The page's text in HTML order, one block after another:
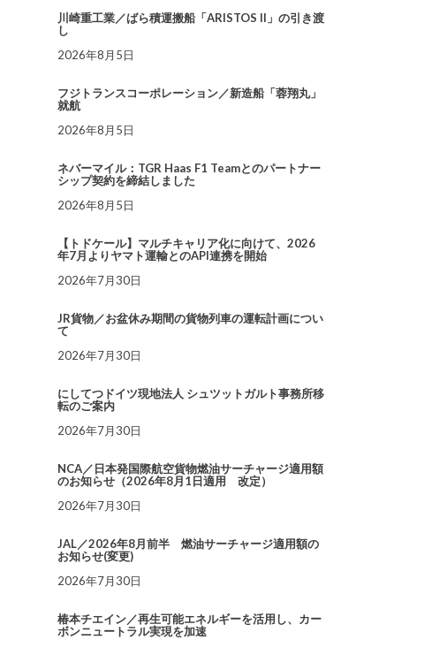
川崎重工業／ばら積運搬船「ARISTOS II」の引き渡
し
2026年8月5日
フジトランスコーポレーション／新造船「蓉翔丸」
就航
2026年8月5日
ネバーマイル：TGR Haas F1 Teamとのパートナー
シップ契約を締結しました
2026年8月5日
【トドケール】マルチキャリア化に向けて、2026
年7月よりヤマト運輸とのAPI連携を開始
2026年7月30日
JR貨物／お盆休み期間の貨物列車の運転計画につい
て
2026年7月30日
にしてつドイツ現地法人 シュツットガルト事務所移
転のご案内
2026年7月30日
NCA／日本発国際航空貨物燃油サーチャージ適用額
のお知らせ（2026年8月1日適用 改定）
2026年7月30日
JAL／2026年8月前半 燃油サーチャージ適用額の
お知らせ(変更)
2026年7月30日
椿本チエイン／再生可能エネルギーを活用し、カー
ボンニュートラル実現を加速